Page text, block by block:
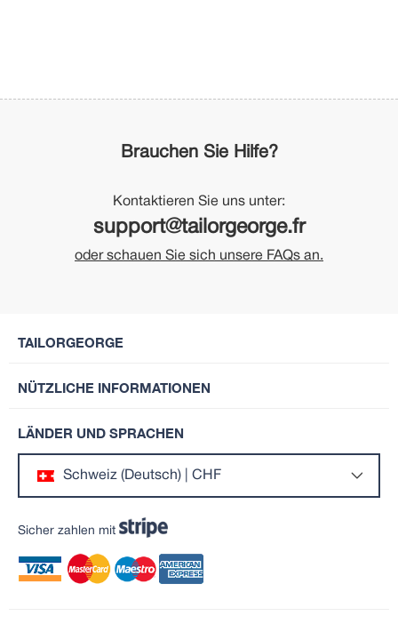
Brauchen Sie Hilfe?
Kontaktieren Sie uns unter:
support@tailorgeorge.fr
oder schauen Sie sich unsere FAQs an.
TAILORGEORGE
NÜTZLICHE INFORMATIONEN
LÄNDER UND SPRACHEN
Schweiz (Deutsch) | CHF
Sicher zahlen mit